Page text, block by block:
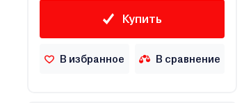
Купить
В избранное В сравнение